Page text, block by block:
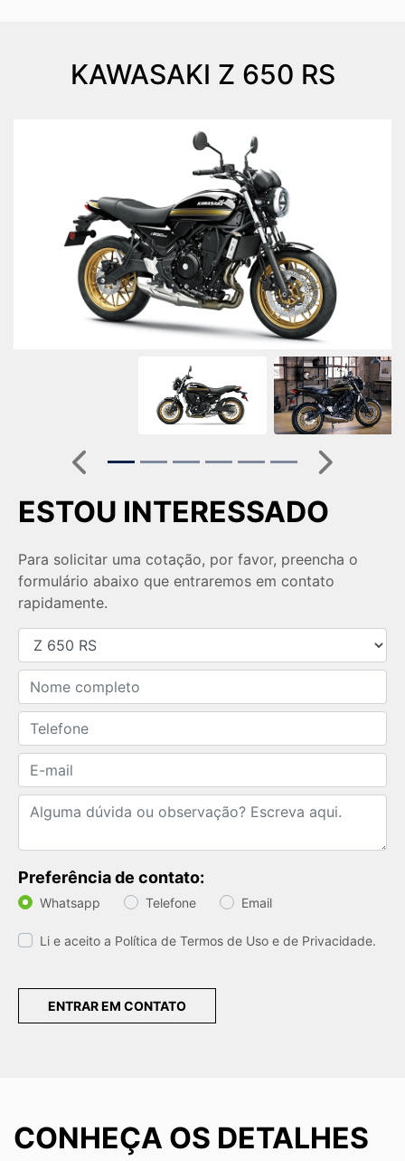
KAWASAKI Z 650 RS
ESTOU INTERESSADO
Para solicitar uma cotação, por favor, preencha o
formulário abaixo que entraremos em contato
rapidamente.
Preferência de contato:
Whatsapp Telefone Email
Li e aceito a Política de Termos de Uso e de Privacidade.
ENTRAR EM CONTATO
Anterior
Anterior Próximo
CONHEÇA OS DETALHES